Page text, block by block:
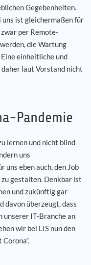
Gegebenheiten.
ist gleichermaßen für
per Remote-
die Wartung
einheitliche und
laut Vorstand nicht
Pandemie
lernen und nicht blind
uns
eben auch, den Job
gestalten. Denkbar ist
und zukünftig gar
davon überzeugt, dass
unserer IT-Branche an
wir bei LIS nun den